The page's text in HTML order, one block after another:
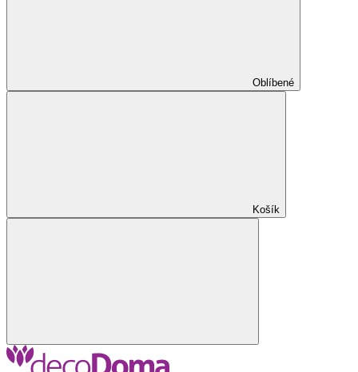
Oblíbené
Košík